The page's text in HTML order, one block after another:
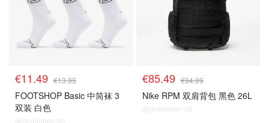
€11.49 €13.95
FOOTSHOP Basic 中筒袜 3
双装 白色
@dealmoon.de
€85.49 €94.99
Nike RPM 双肩背包 黑色 26L
@dealmoon.de